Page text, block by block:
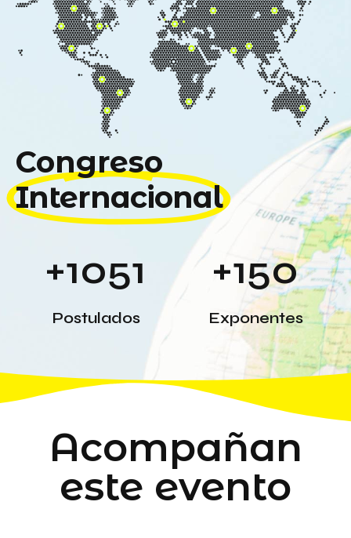
Congreso
Internacional
+1051
Postulados
+150
Exponentes
Acompañan
este evento